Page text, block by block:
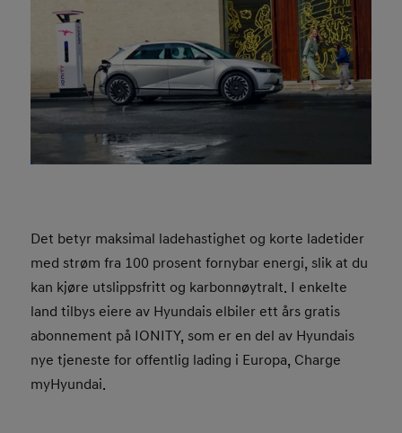
Det betyr maksimal ladehastighet og korte ladetider
med strøm fra 100 prosent fornybar energi, slik at du
kan kjøre utslippsfritt og karbonnøytralt. I enkelte
land tilbys eiere av Hyundais elbiler ett års gratis
abonnement på IONITY, som er en del av Hyundais
nye tjeneste for offentlig lading i Europa, Charge
myHyundai.